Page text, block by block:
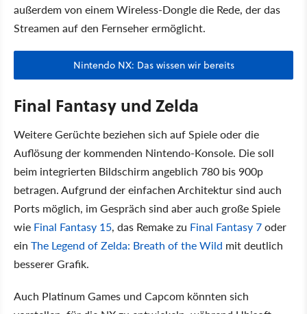
außerdem von einem Wireless-Dongle die Rede, der das
Streamen auf den Fernseher ermöglicht.
Nintendo NX: Das wissen wir bereits
Final Fantasy und Zelda
Weitere Gerüchte beziehen sich auf Spiele oder die
Auflösung der kommenden Nintendo-Konsole. Die soll
beim integrierten Bildschirm angeblich 780 bis 900p
betragen. Aufgrund der einfachen Architektur sind auch
Ports möglich, im Gespräch sind aber auch große Spiele
wie Final Fantasy 15, das Remake zu Final Fantasy 7oder
ein The Legend of Zelda: Breath of the Wild mit deutlich
besserer Grafik.
Auch Platinum Games und Capcom könnten sich